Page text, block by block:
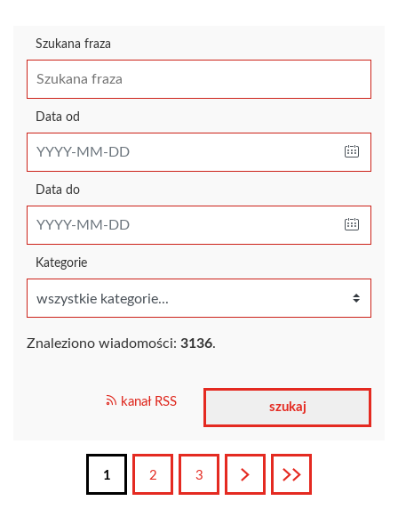
Szukana fraza
Data od
Data do
Kategorie
Znaleziono wiadomości: 3136.
kanał RSS
1 2 3 Następna